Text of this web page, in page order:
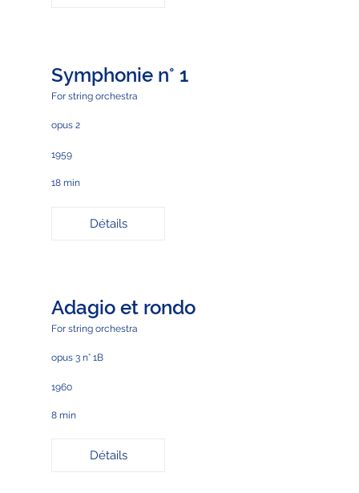
Symphonie n° 1
For string orchestra
opus 2
1959
18 min
Détails
Adagio et rondo
For string orchestra
opus 3 n° 1B
1960
8 min
Détails